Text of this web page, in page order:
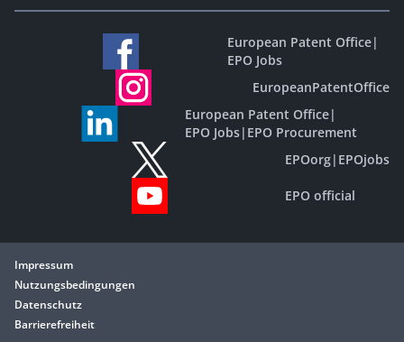
European Patent Office|
EPO Jobs
EuropeanPatentOffice
European Patent Office|
EPO Jobs| EPO Procurement
EPOorg| EPOjobs
EPO official
Impressum
Nutzungsbedingungen
Datenschutz
Barrierefreiheit